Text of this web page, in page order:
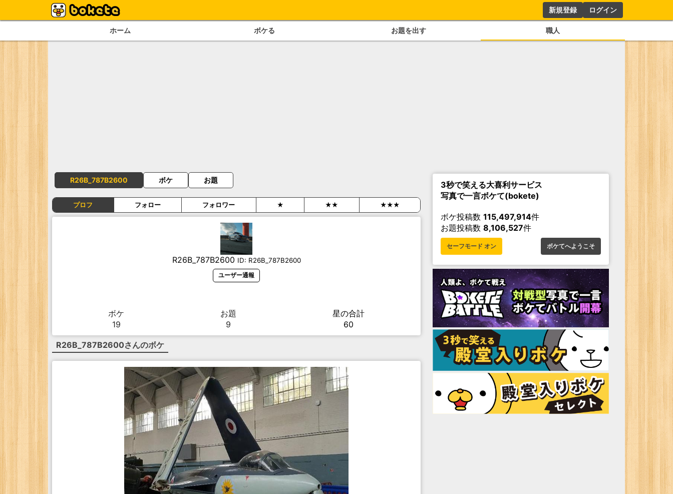
新規登録 ログイン
ホーム ボケる お題を出す 職人
R26B_787B2600 ボケ お題
プロフ フォロー フォロワー ★ ★★ ★★★
R26B_787B2600 ID: R26B_787B2600
ユーザー通報
ボケ
19
お題
9
星の合計
60
R26B_787B2600さんのボケ
3秒で笑える大喜利サービス
写真で一言ボケて(bokete)
ボケ投稿数 115,497,914件
お題投稿数 8,106,527件
セーフモード オン ボケてへようこそ